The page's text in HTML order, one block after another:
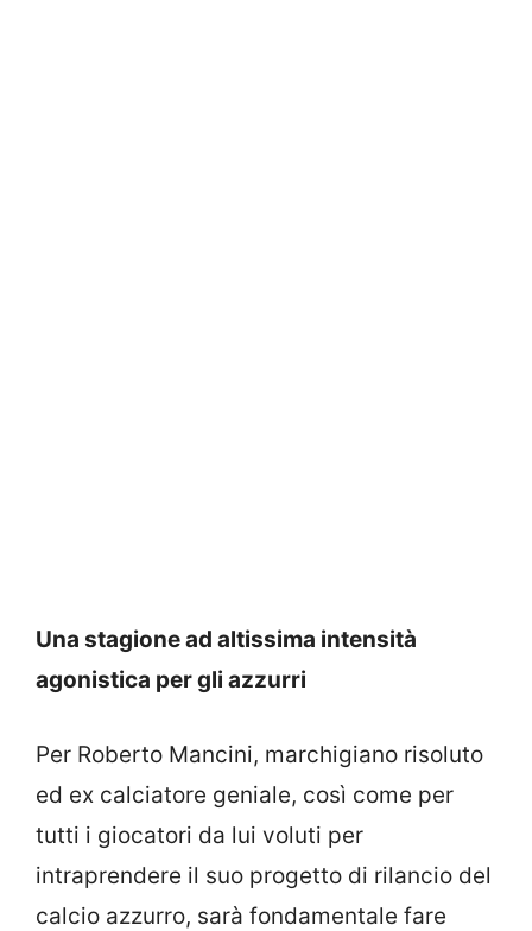
Una stagione ad altissima intensità
agonistica per gli azzurri
Per Roberto Mancini, marchigiano risoluto
ed ex calciatore geniale, così come per
tutti i giocatori da lui voluti per
intraprendere il suo progetto di rilancio del
calcio azzurro, sarà fondamentale fare